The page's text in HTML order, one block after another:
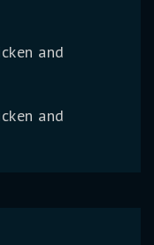
and
and